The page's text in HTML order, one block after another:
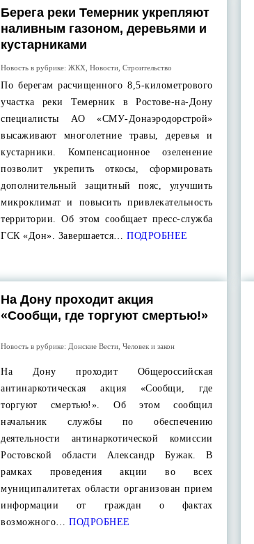
Берега реки Темерник укрепляют
наливным газоном, деревьями и
кустарниками
Новость в рубрике:ЖКХ ,Новости ,Строительство
По берегам расчищенного 8,5-километрового
участка реки Темерник в Ростове-на-Дону
специалисты АО «СМУ-Донаэродорстрой»
высаживают многолетние травы, деревья и
кустарники. Компенсационное озеленение
позволит укрепить откосы, сформировать
дополнительный защитный пояс, улучшить
микроклимат и повысить привлекательность
территории. Об этом сообщает пресс-служба
ГСК «Дон». Завершается… ПОДРОБНЕЕ
На Дону проходит акция
«Сообщи, где торгуют смертью!»
Новость в рубрике: Донские Вести ,Человек и закон
На Дону проходит Общероссийская
антинаркотическая акция «Сообщи, где
торгуют смертью!». Об этом сообщил
начальник службы по обеспечению
деятельности антинаркотической комиссии
Ростовской области Александр Бужак. В
рамках проведения акции во всех
муниципалитетах области организован прием
информации от граждан о фактах
возможного… ПОДРОБНЕЕ